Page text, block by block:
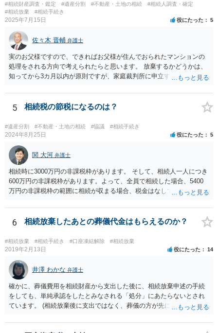
#相続財産調査・鑑定 #遺産分割 #不動産・土地の相続
#相続人調査・確定
#相続放棄
#相続手続き
2025年7月15日 役にたった 5
佐々木 晋輔 弁護士
実のお父様ですので、できればお父様が住んでおられたマンションの
処理をされる方向で考えられたらと思います。 放棄するかどうかは、
知ってから3カ月以内が原則ですが、家庭裁判所に申立すれば3カ月の
放棄するかどうか決めることができます。 銀行やサラ金が数年も放置
することはありませんので、数年後に借金が発見される可能性はほぼ
伸長して調査したところ、サラ金に対する過払金など相当な財産が見
つかったため相続したという事例がありました。
5 相続税の節税になるのは？
#遺産分割 #不動産・土地の相続 #協議 #相続手続き
2024年8月25日 役にたった 5
関 大河 弁護士
相続時に3000万円の非課税枠があります。 そして、相続人一人につき
600万円の非課税枠があります。よって、全員で相続した場合、5400
万円の非課税枠の範囲に相続が収まる場合、税金はなしです。 一人が
範囲となります。 一般的には、全員で相続する方が税金はお得です。
また、全員で相続しても、話し合いの結果、親がすべて相続と決める
0万円分使えます。 父が亡くなり、母が全部相続すると、母から三人
で相続する際は、4800万円が非課税枠となります。 そうすると、母が
亡くなってから相続すると、両親のどちらかが亡くなってから相続す
るより非課税の枠が減少します。 計画的に相続をするのがおすすめと
いうことになります。これ以外にも気をつける点はあるかもしれませ
んので、一度相談して想定するのがおすすめと思います。
6 相続放棄したあとの葬儀代金はもらえるのか？
#相続放棄 #相続手続き #口座凍結解除 #相続放棄
2019年2月13日 役にたった 14
井澤 わかな 弁護士
確かに、葬儀費用を相続財産から支出した後に、相続放棄申述の手続
をしても、単純承認をしたとみなされる「処分」にあたらないとされ
ています。 (相続放棄後に支出ではなく、葬儀の方が先に来るのが通常
述の手続ということだと思いますが) ただ、葬儀費用ならいくらでもよ